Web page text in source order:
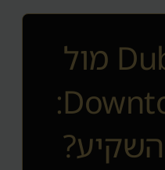
Dubai Marina מול
Downtown Dubai: